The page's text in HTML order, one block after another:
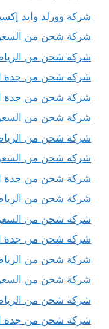
شركة وورلد وايد
شركة شحن من
شركة شحن من
شركة شحن من جدة
شركة شحن من جدة
شركة شحن من
شركة شحن من
شركة شحن من
شركة شحن من جدة
شركة شحن من
شركة شحن من
شركة شحن من جدة
شركة شحن من
شركة شحن من
شركة شحن من
شركة شحن من جدة